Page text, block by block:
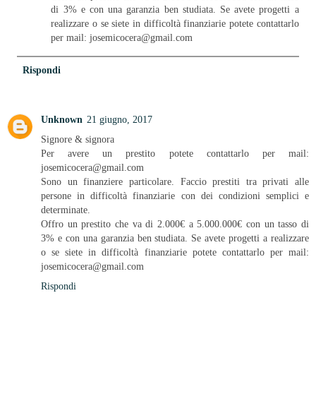
di 3% e con una garanzia ben studiata. Se avete progetti a
realizzare o se siete in difficoltà finanziarie potete contattarlo
per mail: josemicocera@gmail.com
Rispondi
Unknown 21 giugno, 2017
Signore & signora
Per avere un prestito potete contattarlo per mail:
josemicocera@gmail.com
Sono un finanziere particolare. Faccio prestiti tra privati alle
persone in difficoltà finanziarie con dei condizioni semplici e
determinate.
Offro un prestito che va di 2.000€ a 5.000.000€ con un tasso di
3% e con una garanzia ben studiata. Se avete progetti a realizzare
o se siete in difficoltà finanziarie potete contattarlo per mail:
josemicocera@gmail.com
Rispondi